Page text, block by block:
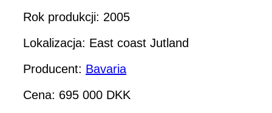
Rok produkcji: 2005
Lokalizacja: East coast Jutland
Producent: Bavaria
Cena: 695 000 DKK